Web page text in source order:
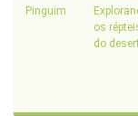
Pinguim
os
do